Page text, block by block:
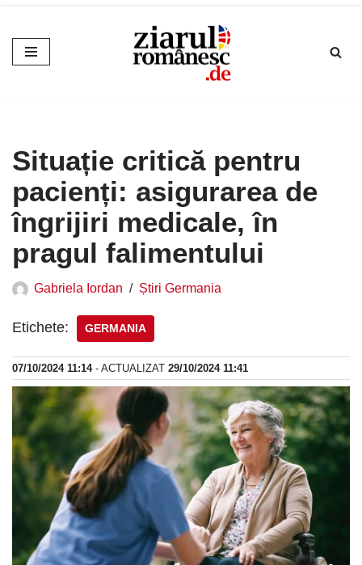
Sari
la
Situație critică pentru
pacienți: asigurarea de
îngrijiri medicale, în
pragul falimentului
Gabriela Iordan Știri Germania
Etichete: GERMANIA
07/10/2024 11:14- ACTUALIZAT 29/10/2024 11:41